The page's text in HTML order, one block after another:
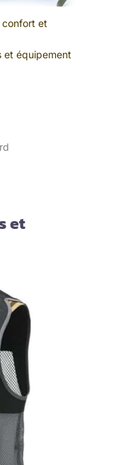
confort et
et équipement
et